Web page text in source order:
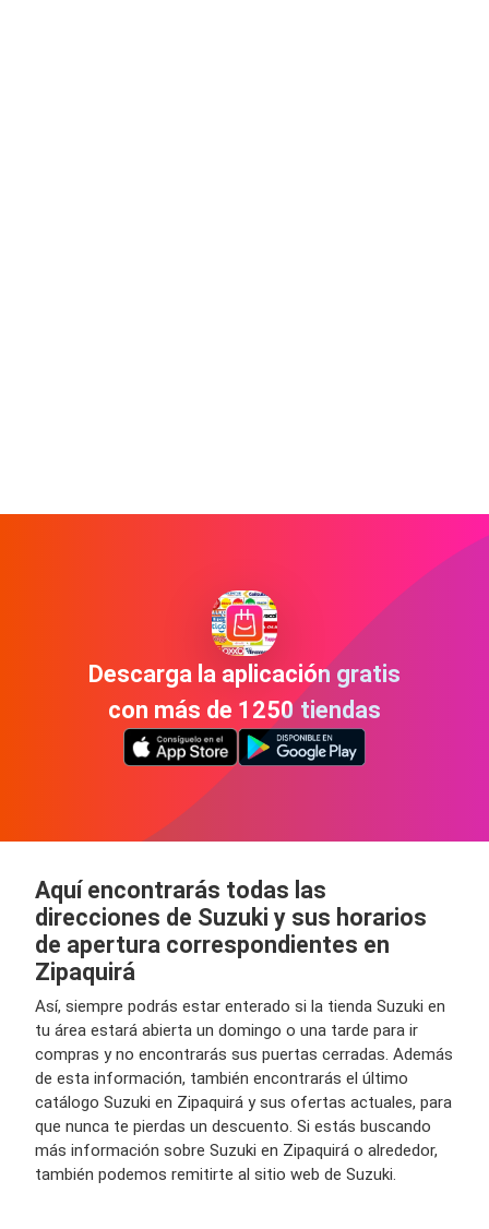
Descarga la aplicación gratis
con más de 1250 tiendas
Aquí encontrarás todas las
direcciones de Suzuki y sus horarios
de apertura correspondientes en
Zipaquirá
Así, siempre podrás estar enterado si la tienda Suzuki en
tu área estará abierta un domingo o una tarde para ir
compras y no encontrarás sus puertas cerradas. Además
de esta información, también encontrarás el último
catálogo Suzuki en Zipaquirá y sus ofertas actuales, para
que nunca te pierdas un descuento. Si estás buscando
más información sobre Suzuki en Zipaquirá o alrededor,
también podemos remitirte al sitio web de Suzuki.